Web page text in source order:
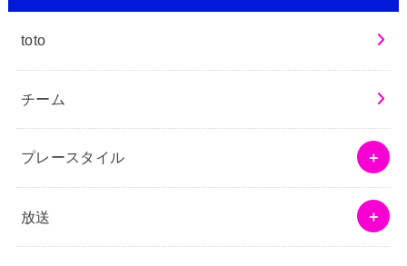
toto
チーム
プレースタイル
放送